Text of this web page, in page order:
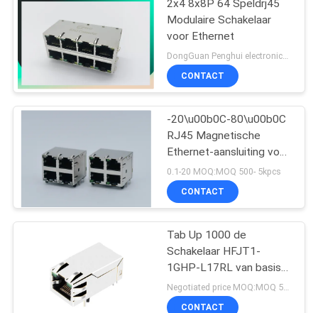
90 graad rj45
16
SMD RJ45
2x4 8x8P 64 Speldrj45
Modulaire Schakelaar
voor Ethernet
DongGuan Penghui electronics co.,ltd MOQ:MOQ 500- 5kpcs
CONTACT
-20\u00b0C-80\u00b0C
RJ45 Magnetische
Ethernet-aansluiting voor
750 invoegingen
rechthoekig
0.1-20 MOQ:MOQ 500- 5kpcs
CONTACT
Tab Up 1000 de
Schakelaar HFJT1-
1GHP-L17RL van basis-
T RJ45 PoE Ethernet
CONTACT